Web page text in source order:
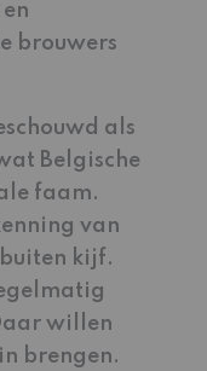
brouwers
als
Belgische
faam.
van
kijf.
willen
brengen.